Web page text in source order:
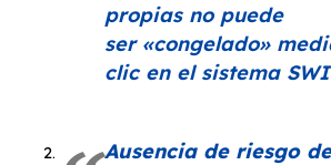
propias no puede
ser «congelado»
clic en el sistema
Ausencia de riesgo de